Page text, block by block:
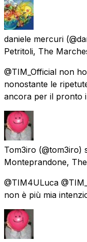
daniele mercuri
Petritoli, The
@TIM_Official non
nonostante le
ancora per il pronto
Tom3iro (@tom3iro)
Monteprandone,
@TIM4ULuca
non è più mia